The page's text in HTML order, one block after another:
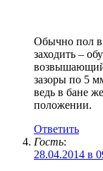
Обычно пол в
заходить –
зазоры по 5
ведь в бане
положении.
Ответить
Гость:
28.04.2014 в